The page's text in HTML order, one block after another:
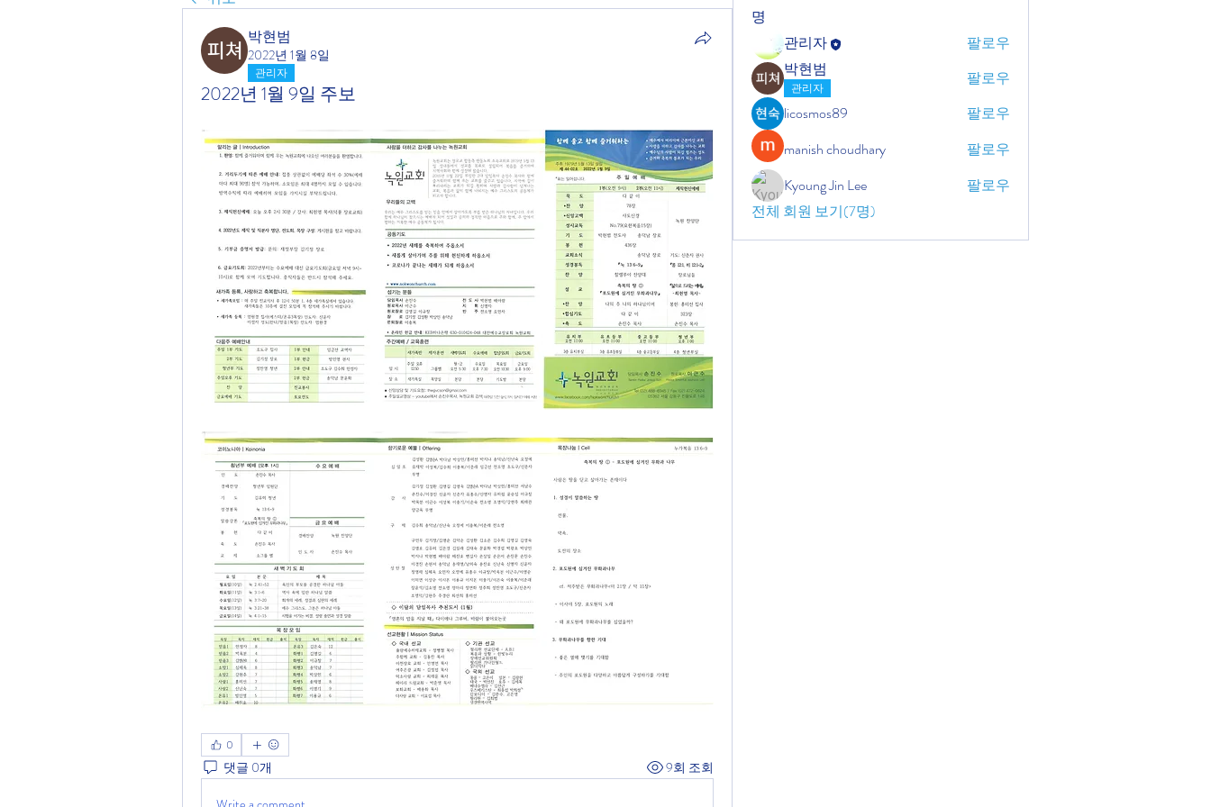
박현범
2022년 1월 8일
관리자
2022년 1월 9일 주보
0
댓글 0개 9회 조회
명
관리자
팔로우
박현범
관리자
팔로우
licosmos89
팔로우
manish choudhary
팔로우
Kyoung Jin Lee
팔로우
전체 회원 보기(7명)